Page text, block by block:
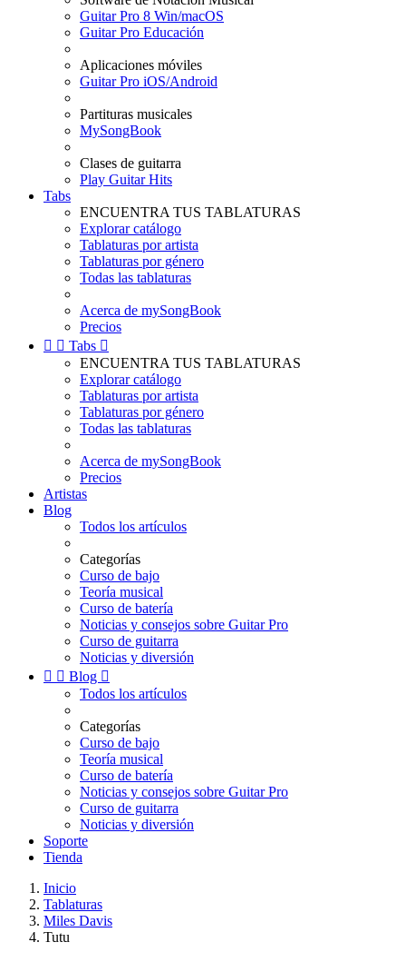
Guitar Pro 8 Win/macOS
Guitar Pro Educación
Aplicaciones móviles
Guitar Pro iOS/Android
Partituras musicales
MySongBook
Clases de guitarra
Play Guitar Hits
Tabs
ENCUENTRA TUS TABLATURAS
Explorar catálogo
Tablaturas por artista
Tablaturas por género
Todas las tablaturas
Acerca de mySongBook
Precios
  Tabs 
ENCUENTRA TUS TABLATURAS
Explorar catálogo
Tablaturas por artista
Tablaturas por género
Todas las tablaturas
Acerca de mySongBook
Precios
Artistas
Blog
Todos los artículos
Categorías
Curso de bajo
Teoría musical
Curso de batería
Noticias y consejos sobre Guitar Pro
Curso de guitarra
Noticias y diversión
  Blog 
Todos los artículos
Categorías
Curso de bajo
Teoría musical
Curso de batería
Noticias y consejos sobre Guitar Pro
Curso de guitarra
Noticias y diversión
Soporte
Tienda
Inicio
Tablaturas
Miles Davis
Tutu